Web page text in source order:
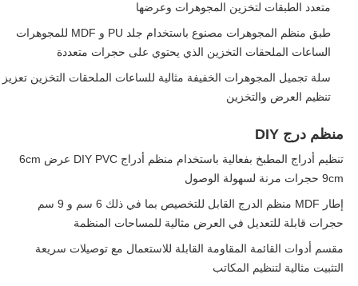
متعدد الطبقات لتخزين المجوهرات وعرضها
طبق منظم المجوهرات مصنوع باستخدام جلد PU و MDF للمجوهرات
الساعات الملحقات التخزين الذي يحتوي على حجرات متعددة
سلة تجميل المجوهرات الخفيفة مثالية للساعات الملحقات التخزين تعزيز
تنظيم العرض والتخزين
منظم درج DIY
تنظيم أدراج المطبخ بفعالية باستخدام منظم أدراج DIY PVC عرض 6cm
9cm حجرات مرنة لسهولة الوصول
إطار MDF منظم الدرج القابل للتخصيص بما في ذلك 6 سم و 9 سم
حجرات قابلة للتعديل في العرض مثالية للمساحات المنظمة
مقسم أدوات القائمة المقاومة القابلة للاستعمال مع توصيلات سريعة
التثبيت مثالية لتنظيم المكاتب